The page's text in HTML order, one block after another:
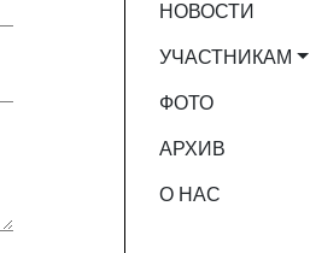
НОВОСТИ
УЧАСТНИКАМ
ФОТО
АРХИВ
О НАС